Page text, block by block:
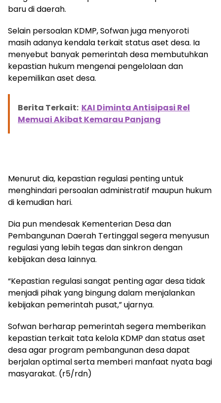
baru di daerah.
Selain persoalan KDMP, Sofwan juga menyoroti
masih adanya kendala terkait status aset desa. Ia
menyebut banyak pemerintah desa membutuhkan
kepastian hukum mengenai pengelolaan dan
kepemilikan aset desa.
Berita Terkait: KAI Diminta Antisipasi Rel
Memuai Akibat Kemarau Panjang
Menurut dia, kepastian regulasi penting untuk
menghindari persoalan administratif maupun hukum
di kemudian hari.
Dia pun mendesak Kementerian Desa dan
Pembangunan Daerah Tertinggal segera menyusun
regulasi yang lebih tegas dan sinkron dengan
kebijakan desa lainnya.
“Kepastian regulasi sangat penting agar desa tidak
menjadi pihak yang bingung dalam menjalankan
kebijakan pemerintah pusat,” ujarnya.
Sofwan berharap pemerintah segera memberikan
kepastian terkait tata kelola KDMP dan status aset
desa agar program pembangunan desa dapat
berjalan optimal serta memberi manfaat nyata bagi
masyarakat. (r5/rdn)